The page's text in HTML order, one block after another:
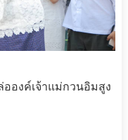
อองค์เจ้าแม่กวนอิมสูง